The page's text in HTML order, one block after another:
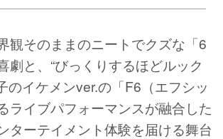
観そのままのニートでクズな「6
劇と、“びっくりするほどルック
のイケメンver.の「F6（エフシッ
ライブパフォーマンスが融合した
ターテイメント体験を届ける舞台